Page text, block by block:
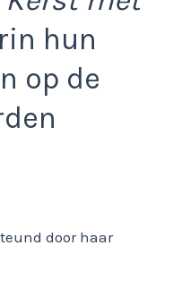
hun
op de